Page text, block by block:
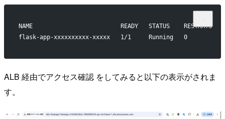
NAME                         READY   STATUS    RESTARTS
flask-app-xxxxxxxxxx-xxxxx   1/1     Running   0
ALB 経由でアクセス確認 をしてみると以下の表示がされま
す。